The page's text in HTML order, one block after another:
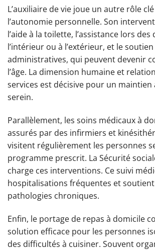
L’auxiliaire de vie joue un autre rôle
l’autonomie personnelle. Son
l’aide à la toilette, l’assistance lors
l’intérieur ou à l’extérieur, et le
administratives, qui peuvent devenir
l’âge. La dimension humaine et
services est décisive pour un maintien
serein.
Parallèlement, les soins médicaux à
assurés par des infirmiers et
visitent régulièrement les personnes
programme prescrit. La Sécurité
charge ces interventions. Ce suivi
hospitalisations fréquentes et soutient
pathologies chroniques.
Enfin, le portage de repas à domicile
solution efficace pour les personnes
des difficultés à cuisiner. Souvent